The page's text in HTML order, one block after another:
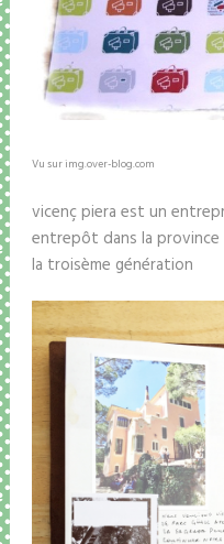
Vu sur img.over-blog.com
vicenç piera est un
entrepôt dans la province
la troisème génération